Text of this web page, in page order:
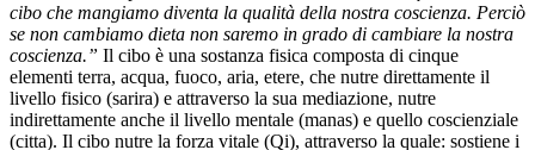
cibo che mangiamo diventa la qualità della nostra coscienza. Perciò
se non cambiamo dieta non saremo in grado di cambiare la nostra
coscienza.” Il cibo è una sostanza fisica composta di cinque
elementi terra, acqua, fuoco, aria, etere, che nutre direttamente il
livello fisico (sarira) e attraverso la sua mediazione, nutre
indirettamente anche il livello mentale (manas) e quello coscienziale
(citta). Il cibo nutre la forza vitale (Qi), attraverso la quale: sostiene i